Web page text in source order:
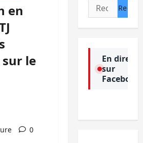
en
le
0
Rechercher :
En direct
sur
Facebook